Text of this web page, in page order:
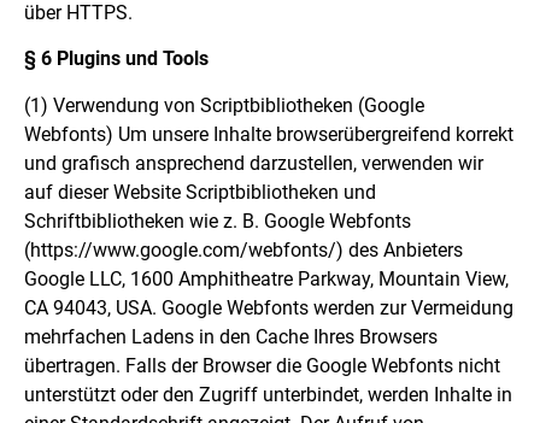
über HTTPS.
§ 6 Plugins und Tools
(1) Verwendung von Scriptbibliotheken (Google
Webfonts) Um unsere Inhalte browserübergreifend korrekt
und grafisch ansprechend darzustellen, verwenden wir
auf dieser Website Scriptbibliotheken und
Schriftbibliotheken wie z. B. Google Webfonts
(https://www.google.com/webfonts/) des Anbieters
Google LLC, 1600 Amphitheatre Parkway, Mountain View,
CA 94043, USA. Google Webfonts werden zur Vermeidung
mehrfachen Ladens in den Cache Ihres Browsers
übertragen. Falls der Browser die Google Webfonts nicht
unterstützt oder den Zugriff unterbindet, werden Inhalte in